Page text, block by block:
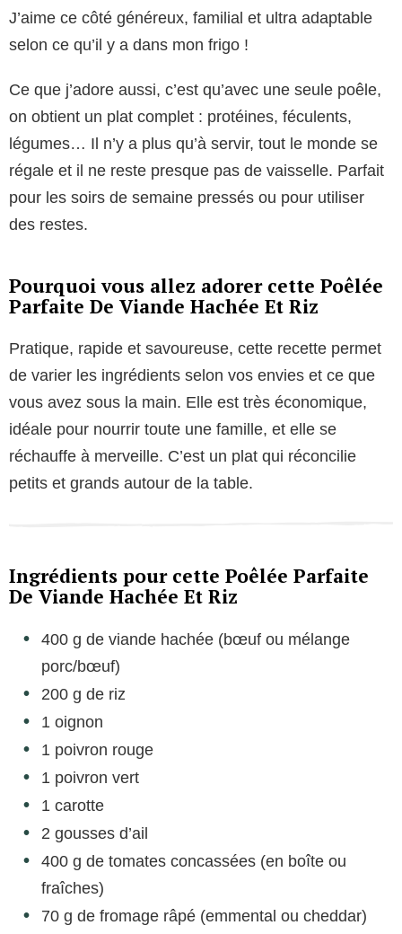
J’aime ce côté généreux, familial et ultra adaptable
selon ce qu’il y a dans mon frigo !
Ce que j’adore aussi, c’est qu’avec une seule poêle,
on obtient un plat complet : protéines, féculents,
légumes… Il n’y a plus qu’à servir, tout le monde se
régale et il ne reste presque pas de vaisselle. Parfait
pour les soirs de semaine pressés ou pour utiliser
des restes.
Pourquoi vous allez adorer cette Poêlée
Parfaite De Viande Hachée Et Riz
Pratique, rapide et savoureuse, cette recette permet
de varier les ingrédients selon vos envies et ce que
vous avez sous la main. Elle est très économique,
idéale pour nourrir toute une famille, et elle se
réchauffe à merveille. C’est un plat qui réconcilie
petits et grands autour de la table.
Ingrédients pour cette Poêlée Parfaite
De Viande Hachée Et Riz
400 g de viande hachée (bœuf ou mélange
porc/bœuf)
200 g de riz
1 oignon
1 poivron rouge
1 poivron vert
1 carotte
2 gousses d’ail
400 g de tomates concassées (en boîte ou
fraîches)
70 g de fromage râpé (emmental ou cheddar)